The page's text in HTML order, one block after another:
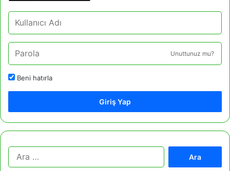
Unuttunuz mu?
Beni hatırla
Giriş Yap